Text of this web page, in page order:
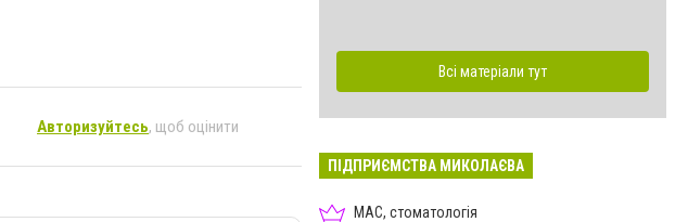
Авторизуйтесь, щоб оцінити
Всі матеріали тут
ПІДПРИЄМСТВА МИКОЛАЄВА
МАС, стоматологія